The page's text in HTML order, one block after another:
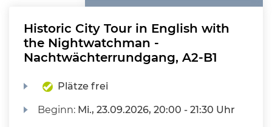
Historic City Tour in English with
the Nightwatchman -
Nachtwächterrundgang, A2-B1
Plätze frei
Beginn: Mi., 23.09.2026, 20:00 - 21:30 Uhr